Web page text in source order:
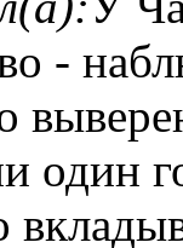
-
один